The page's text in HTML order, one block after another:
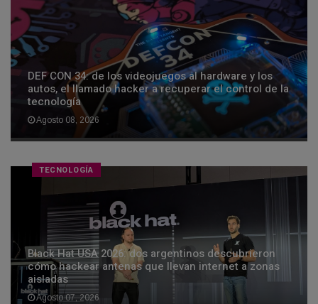
DEF CON 34: de los videojuegos al hardware y los
autos, el llamado hacker a recuperar el control de la
tecnología
Agosto 08, 2026
TECNOLOGÍA
Black Hat USA 2026: dos argentinos descubrieron
cómo hackear antenas que llevan internet a zonas
aisladas
Agosto 07, 2026